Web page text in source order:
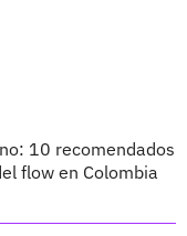
10 recomendados
flow en Colombia